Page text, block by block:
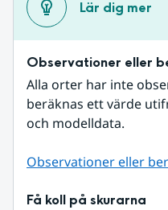
Lär dig mer
Observationer eller
Alla orter har inte
beräknas ett värde
och modelldata.
Observationer eller
Få koll på skurarna